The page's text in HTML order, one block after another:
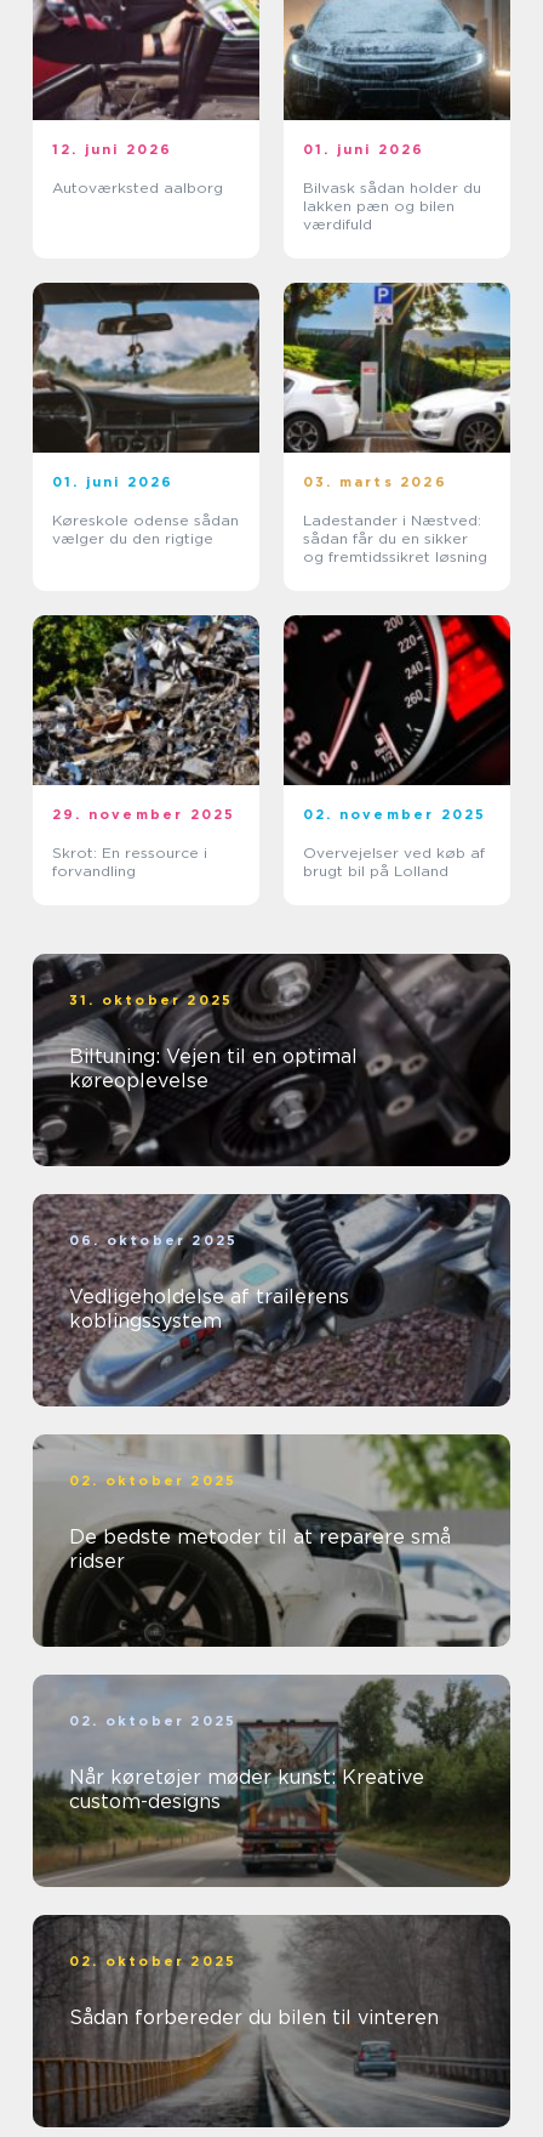
12. juni 2026
Autoværksted aalborg
01. juni 2026
Bilvask sådan holder du
lakken pæn og bilen
værdifuld
01. juni 2026
Køreskole odense sådan
vælger du den rigtige
03. marts 2026
Ladestander i Næstved:
sådan får du en sikker
og fremtidssikret løsning
29. november 2025
Skrot: En ressource i
forvandling
02. november 2025
Overvejelser ved køb af
brugt bil på Lolland
31. oktober 2025
Biltuning: Vejen til en optimal
køreoplevelse
06. oktober 2025
Vedligeholdelse af trailerens
koblingssystem
02. oktober 2025
De bedste metoder til at reparere små
ridser
02. oktober 2025
Når køretøjer møder kunst: Kreative
custom-designs
02. oktober 2025
Sådan forbereder du bilen til vinteren